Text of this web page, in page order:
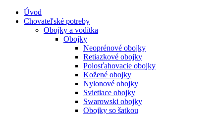
Úvod
Chovateľské potreby
Obojky a vodítka
Obojky
Neoprénové obojky
Retiazkové obojky
Polosťahovacie obojky
Kožené obojky
Nylonové obojky
Svietiace obojky
Swarowski obojky
Obojky so šatkou